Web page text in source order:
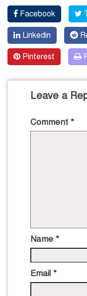
Facebook
Linkedin
Pinterest
Leave a
Comment *
Name *
Email *